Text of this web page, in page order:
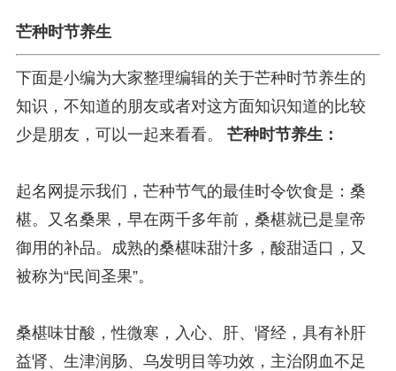
芒种时节养生
下面是小编为大家整理编辑的关于芒种时节养生的
知识，不知道的朋友或者对这方面知识知道的比较
少是朋友，可以一起来看看。 芒种时节养生：
起名网提示我们，芒种节气的最佳时令饮食是：桑
椹。又名桑果，早在两千多年前，桑椹就已是皇帝
御用的补品。成熟的桑椹味甜汁多，酸甜适口，又
被称为“民间圣果”。
桑椹味甘酸，性微寒，入心、肝、肾经，具有补肝
益肾、生津润肠、乌发明目等功效，主治阴血不足